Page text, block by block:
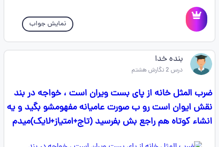
نمایش جواب
بنده خدا
درس 2 نگارش هشتم
ضرب المثل خانه از پای بست ویران است ، خواجه در بند
نقش ایوان است رو ب صورت عامیانه مفهومشو بگید و یه
انشاء کوتاه هم راجع بش بفرسید (تاج+امتیاز+لایک)میدم